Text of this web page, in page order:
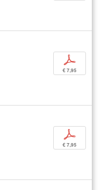
p
€ 7,95
p
€ 7,95